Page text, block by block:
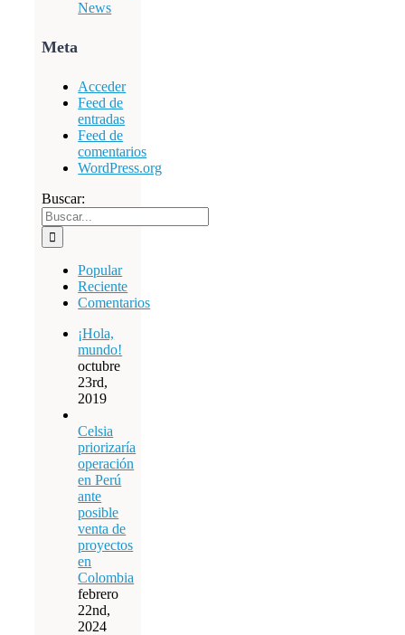
News
Meta
Acceder
Feed de
entradas
Feed de
comentarios
WordPress.org
Buscar:
Popular
Reciente
Comentarios
¡Hola,
mundo!
octubre
23rd,
2019
Celsia
priorizaría
operación
en Perú
ante
posible
venta de
proyectos
en
Colombia
febrero
22nd,
2024